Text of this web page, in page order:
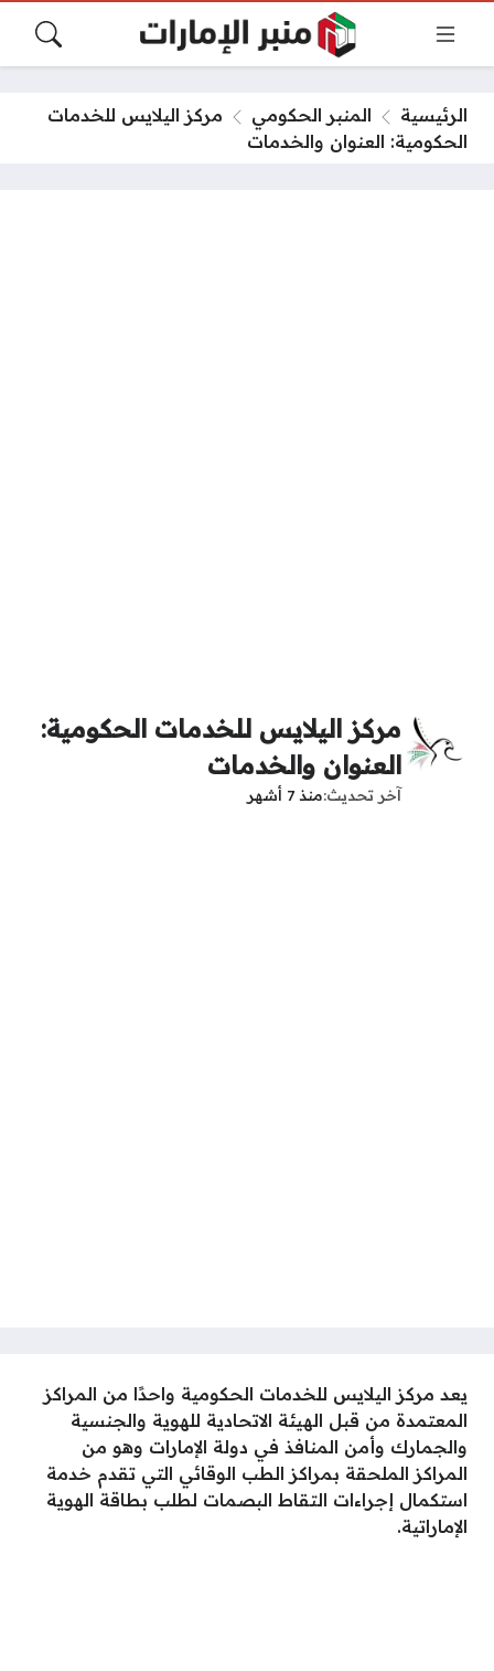
الرئيسية المنبر الحكومي
مركز اليلايس للخدمات
الحكومية: العنوان والخدمات
مركز اليلايس للخدمات الحكومية:
العنوان والخدمات
آخر تحديث منذ 7 أشهر
يعد مركز اليلايس للخدمات الحكومية واحدًا من المراكز
المعتمدة من قبل الهيئة الاتحادية للهوية والجنسية
والجمارك وأمن المنافذ في دولة الإمارات وهو من
المراكز الملحقة بمراكز الطب الوقائي التي تقدم خدمة
استكمال إجراءات التقاط البصمات لطلب بطاقة الهوية
الإماراتية.